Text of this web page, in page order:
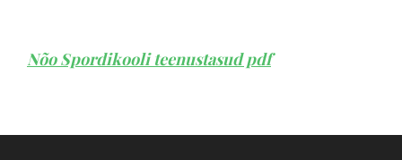
Nõo Spordikooli teenustasud pdf